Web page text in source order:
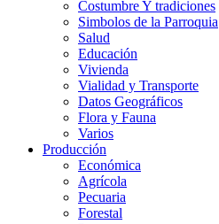
Costumbre Y tradiciones
Simbolos de la Parroquia
Salud
Educación
Vivienda
Vialidad y Transporte
Datos Geográficos
Flora y Fauna
Varios
Producción
Económica
Agrícola
Pecuaria
Forestal